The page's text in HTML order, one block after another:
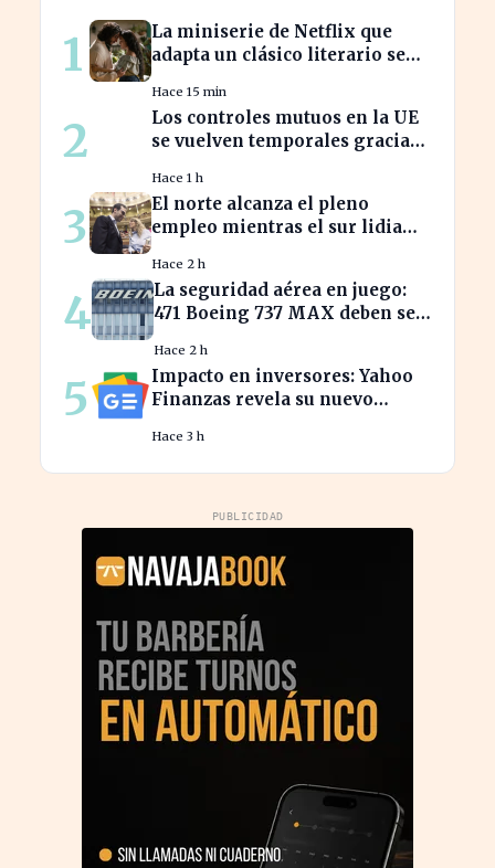
1
La miniserie de Netflix que
adapta un clásico literario se
Hace 15 min
2
Los controles mutuos en la UE
se vuelven temporales gracias
Hace 1 h
3
El norte alcanza el pleno
empleo mientras el sur lidia
Hace 2 h
4
La seguridad aérea en juego:
471 Boeing 737 MAX deben ser
Hace 2 h
5
Impacto en inversores: Yahoo
Finanzas revela su nuevo
acciones
Hace 3 h
PUBLICIDAD